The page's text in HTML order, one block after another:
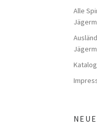
Alle